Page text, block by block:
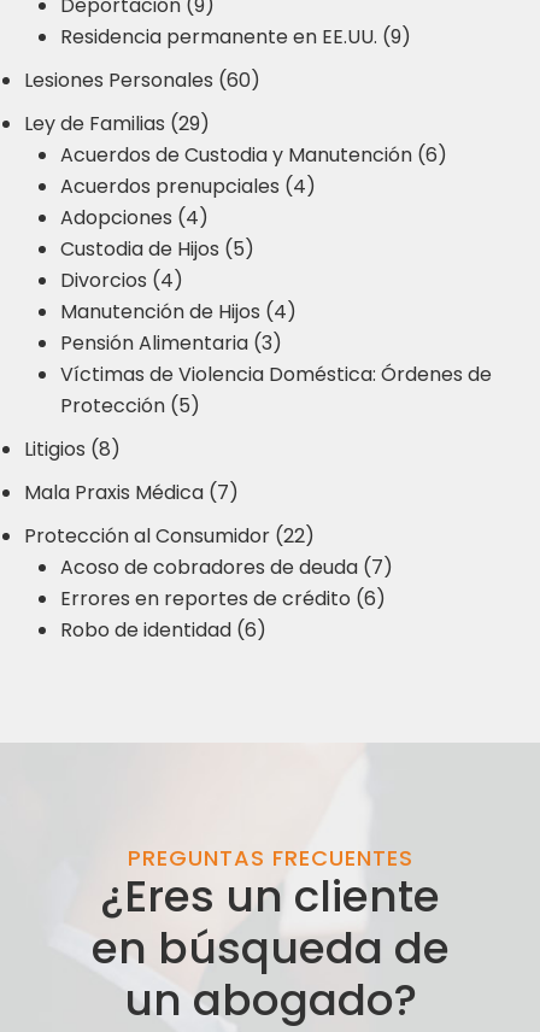
Residencia permanente en EE.UU. (9)
Lesiones Personales (60)
Ley de Familias (29)
Acuerdos de Custodia y Manutención (6)
Acuerdos prenupciales (4)
Adopciones (4)
Custodia de Hijos (5)
Divorcios (4)
Manutención de Hijos (4)
Pensión Alimentaria (3)
Víctimas de Violencia Doméstica: Órdenes de
Protección (5)
Litigios (8)
Mala Praxis Médica (7)
Protección al Consumidor (22)
Acoso de cobradores de deuda (7)
Errores en reportes de crédito (6)
Robo de identidad (6)
PREGUNTAS FRECUENTES
¿Eres un cliente
en búsqueda de
un abogado?